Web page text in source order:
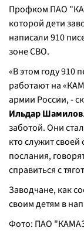
Профком ПАО
которой дети
написали 910
зоне СВО.
«В этом году 910
работают на
армии России, -
Ильдар Шамилов
заботой. Они
кто служит
послания,
справиться с
Заводчане, как
своим детям в
Фото: ПАО